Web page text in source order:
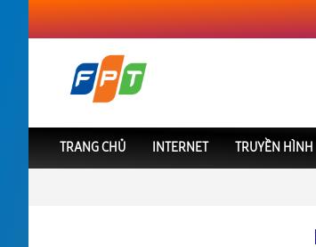
TRANG CHỦ INTERNET TRUYỀN HÌNH